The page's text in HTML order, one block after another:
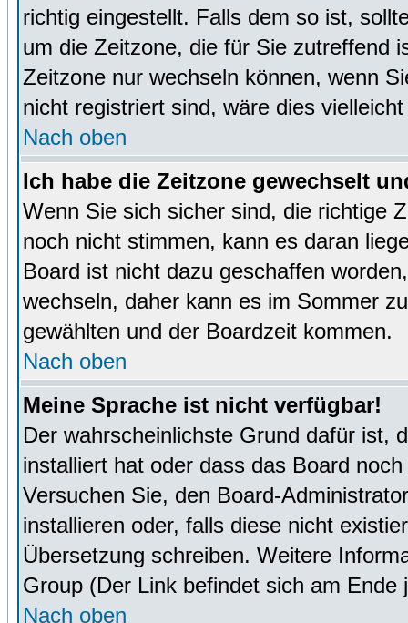
richtig eingestellt. Falls dem so ist,
um die Zeitzone, die für Sie zutreffend
Zeitzone nur wechseln können, wenn
nicht registriert sind, wäre dies
Nach oben
Ich habe die Zeitzone gewechselt
Wenn Sie sich sicher sind, die richtige
noch nicht stimmen, kann es daran
Board ist nicht dazu geschaffen
wechseln, daher kann es im Sommer
gewählten und der Boardzeit kommen.
Nach oben
Meine Sprache ist nicht verfügbar!
Der wahrscheinlichste Grund dafür ist,
installiert hat oder dass das Board
Versuchen Sie, den Board-
installieren oder, falls diese nicht
Übersetzung schreiben. Weitere
Group (Der Link befindet sich am Ende
Nach oben